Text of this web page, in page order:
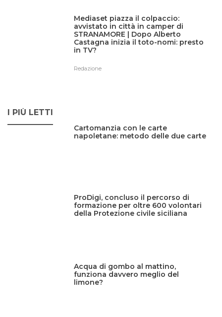
Mediaset piazza il colpaccio:
avvistato in città in camper di
STRANAMORE | Dopo Alberto
Castagna inizia il toto-nomi: presto
in TV?
Redazione
I PIÙ LETTI
Cartomanzia con le carte
napoletane: metodo delle due carte
ProDigi, concluso il percorso di
formazione per oltre 600 volontari
della Protezione civile siciliana
Acqua di gombo al mattino,
funziona davvero meglio del
limone?